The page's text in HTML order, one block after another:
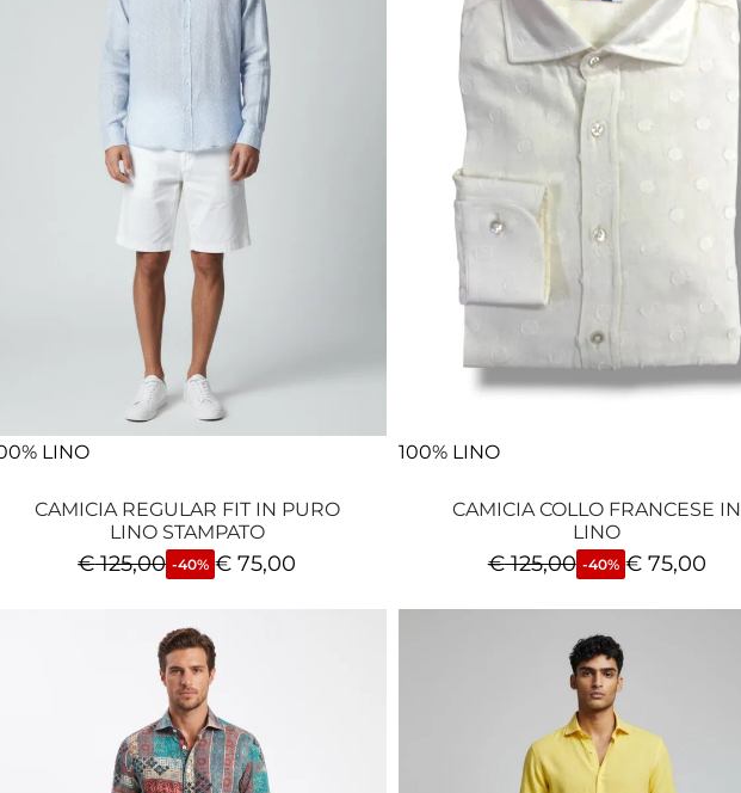
LINO
CAMICIA REGULAR FIT IN PURO
LINO STAMPATO
€125,00 -40% € 75,00
100% LINO
CAMICIA COLLO FRANCESE IN
LINO
€125,00 -40% €75,00